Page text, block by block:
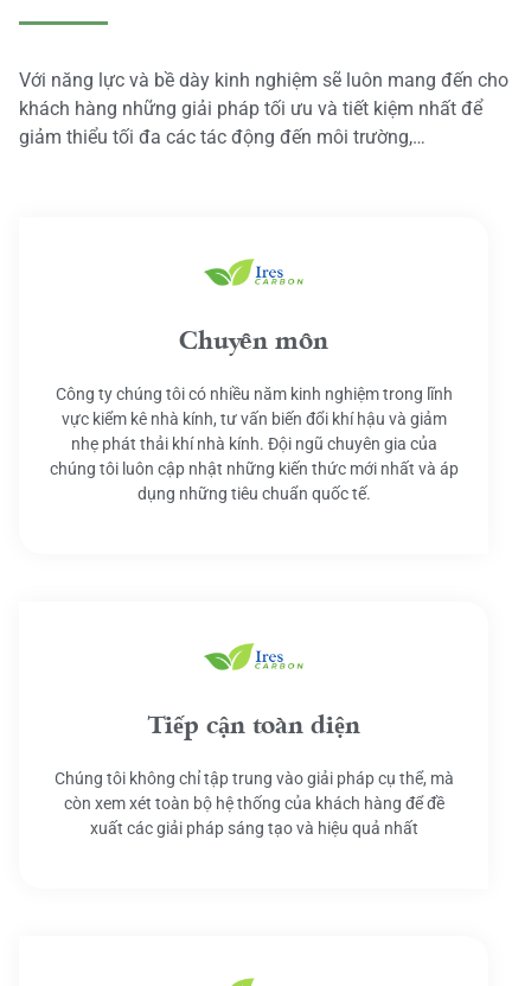
Với năng lực và bề dày kinh nghiệm sẽ luôn mang đến cho
khách hàng những giải pháp tối ưu và tiết kiệm nhất để
giảm thiểu tối đa các tác động đến môi trường,…
Chuyên môn
Công ty chúng tôi có nhiều năm kinh nghiệm trong lĩnh
vực kiểm kê nhà kính, tư vấn biến đổi khí hậu và giảm
nhẹ phát thải khí nhà kính. Đội ngũ chuyên gia của
chúng tôi luôn cập nhật những kiến thức mới nhất và áp
dụng những tiêu chuẩn quốc tế.
Tiếp cận toàn diện
Chúng tôi không chỉ tập trung vào giải pháp cụ thể, mà
còn xem xét toàn bộ hệ thống của khách hàng để đề
xuất các giải pháp sáng tạo và hiệu quả nhất